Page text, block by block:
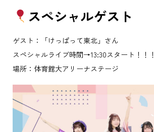
スペシャルゲスト
ゲスト：「けっぱって東北」さん
スペシャルライブ時間→13:30スタート！！！
場所：体育館大アリーナステージ